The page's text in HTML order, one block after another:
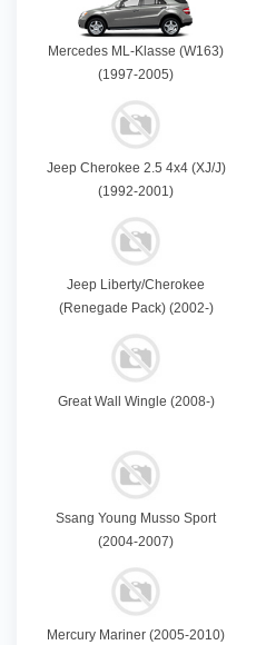
Mercedes ML-Klasse (W163)
(1997-2005)
Jeep Cherokee 2.5 4x4 (XJ/J)
(1992-2001)
Jeep Liberty/Cherokee
(Renegade Pack) (2002-)
Great Wall Wingle (2008-)
Ssang Young Musso Sport
(2004-2007)
Mercury Mariner (2005-2010)